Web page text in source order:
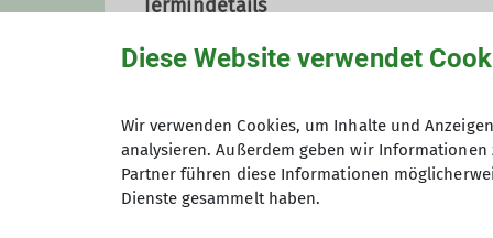
Termindetails
Gruppe
Diese Website verwendet
Wir verwenden Cookies, um Inhalte und
analysieren. Außerdem geben wir
Partner führen diese Informationen
Dienste gesammelt haben.